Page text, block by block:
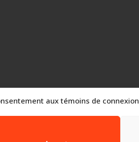
aux témoins de connexion